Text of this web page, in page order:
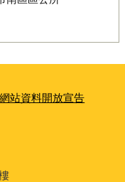
站資料開放宣告